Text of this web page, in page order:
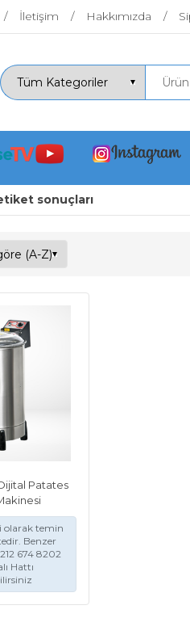
İletişim Hakkımızda
sonuçları
Patates
olarak temin
Benzer
674 8202
Hattı